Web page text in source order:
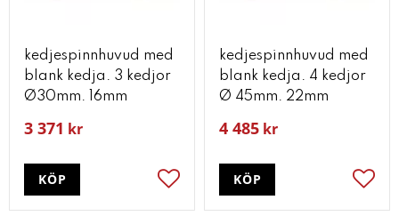
kedjespinnhuvud med
blank kedja. 3 kedjor
Ø30mm. 16mm
3 371 kr
Lägg till i favoriter
KÖP
kedjespinnhuvud med
blank kedja. 4 kedjor
Ø 45mm. 22mm
4 485 kr
KÖP